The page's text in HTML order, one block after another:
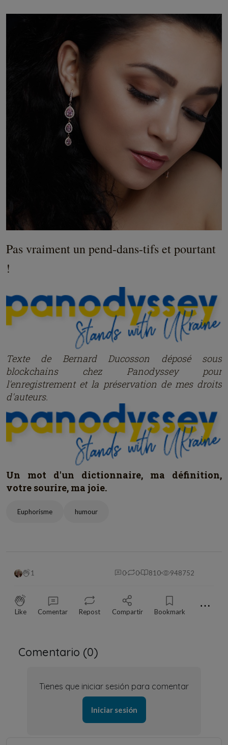
Pas vraiment un pend-dans-tifs et pourtant
!
Texte de Bernard Ducosson déposé sous
blockchains chez Panodyssey pour
l'enregistrement et la préservation de mes droits
d'auteurs.
Un mot d'un dictionnaire, ma définition,
votre sourire, ma joie.
Euphorisme humour
1 0 0 810 948752
Like Comentar Repost Compartir Bookmark ⋯
Comentario (0)
Tienes que iniciar sesión para comentar
Iniciar sesión